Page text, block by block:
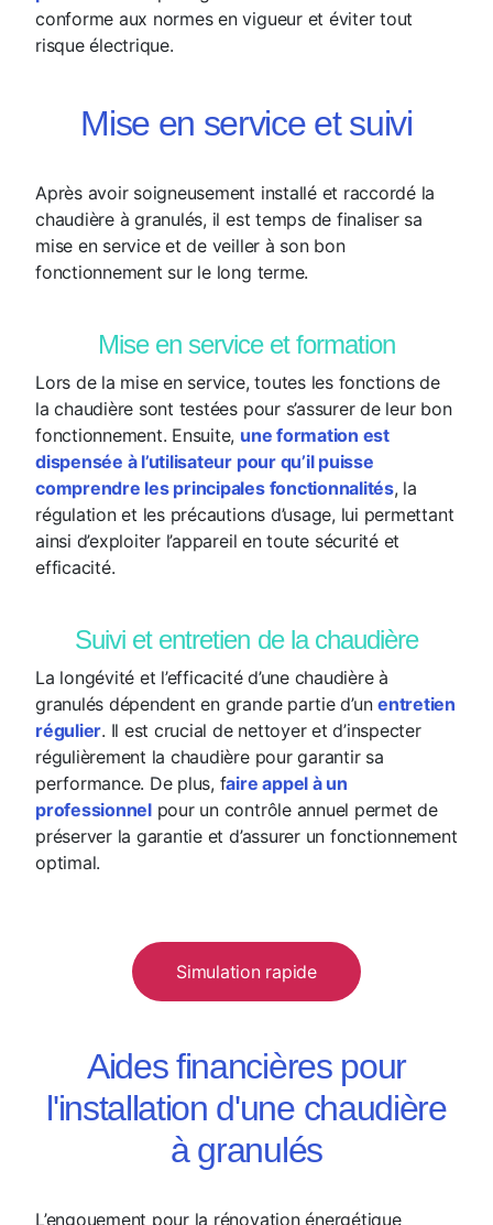
conforme aux normes en vigueur et éviter tout
risque électrique.
Mise en service et suivi
Après avoir soigneusement installé et raccordé la
chaudière à granulés, il est temps de finaliser sa
mise en service et de veiller à son bon
fonctionnement sur le long terme.
Mise en service et formation
Lors de la mise en service, toutes les fonctions de
la chaudière sont testées pour s’assurer de leur bon
fonctionnement. Ensuite, une formation est
dispensée à l’utilisateur pour qu’il puisse
comprendre les principales fonctionnalités, la
régulation et les précautions d’usage, lui permettant
ainsi d’exploiter l’appareil en toute sécurité et
efficacité.
Suivi et entretien de la chaudière
La longévité et l’efficacité d’une chaudière à
granulés dépendent en grande partie d’unentretien
régulier. Il est crucial de nettoyer et d’inspecter
régulièrement la chaudière pour garantir sa
performance. De plus, faire appel à un
professionnelpour un contrôle annuel permet de
préserver la garantie et d’assurer un fonctionnement
optimal.
Simulation rapide
Aides financières pour
l'installation d'une chaudière
à granulés
L’engouement pour la rénovation énergétique